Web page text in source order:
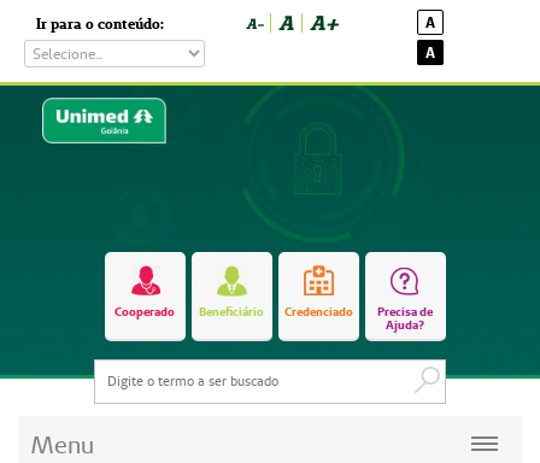
Ir para o conteúdo: A- A A+
A
A
Cooperado Beneficiário Credenciado
Precisa de
Ajuda?
Menu